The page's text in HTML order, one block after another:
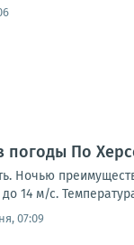
погоды По
Ночью
14 м/с.
07:09